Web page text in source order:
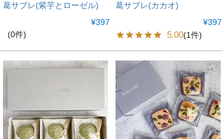
葛サブレ(紫芋とローゼル)
¥397
(0件)
葛サブレ(カカオ)
¥397
5.00(1件)